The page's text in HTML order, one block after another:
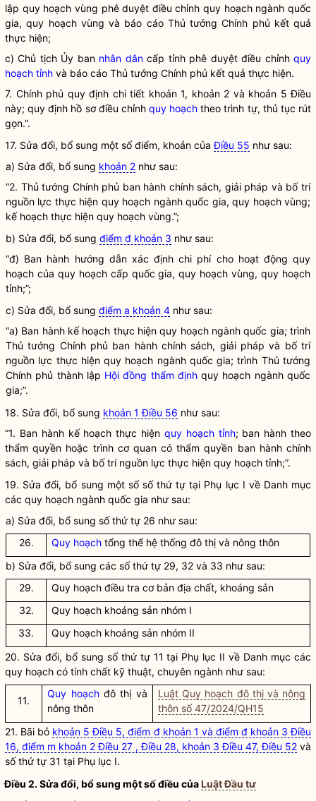
lập quy hoạch vùng phê duyệt điều chỉnhquy hoạch ngành quốc
gia,quy hoạch vùng và báo cáo Thủ tướng Chính phủ kết quả
thực hiện;
c) Chủ tịch Ủy ban nhân dâncấp tỉnh phê duyệt điều chỉnhquy
hoạch tỉnh và báo cáo Thủ tướng Chính phủ kết quả thực hiện.
7. Chính phủ quy định chi tiết khoản 1, khoản 2 và khoản 5 Điều
này; quy định hồ sơ điều chỉnh quy hoạch theo trình tự, thủ tục rút
gọn.”.
17. Sửa đổi, bổ sung một số điểm, khoản củaĐiều 55 như sau:
a) Sửa đổi, bổ sung khoản 2 như sau:
“2. Thủ tướng Chính phủ ban hành chính sách, giải pháp và bố trí
nguồn lực thực hiện quy hoạch ngành quốc gia,quy hoạch vùng;
kế hoạch thực hiện quy hoạch vùng.”;
b) Sửa đổi, bổ sung điểm đ khoản 3 như sau:
“đ) Ban hành hướng dẫn xác định chi phí cho hoạt động quy
hoạch của quy hoạch cấp quốc gia,quy hoạch vùng,quy hoạch
tỉnh;”;
c) Sửa đổi, bổ sung điểm a khoản 4 như sau:
“a) Ban hành kế hoạch thực hiệnquy hoạch ngành quốc gia; trình
Thủ tướng Chính phủ ban hành chính sách, giải pháp và bố trí
nguồn lực thực hiệnquy hoạch ngành quốc gia; trình Thủ tướng
Chính phủ thành lập Hội đồng thẩm định quy hoạch ngành quốc
gia;”.
18. Sửa đổi, bổ sung khoản 1 Điều 56 như sau:
“1. Ban hành kế hoạch thực hiện quy hoạch tỉnh; ban hành theo
thẩmquyền hoặc trình cơ quan có thẩmquyền ban hành chính
sách, giải pháp và bố trí nguồn lực thực hiện quy hoạch tỉnh;”.
19. Sửa đổi, bổ sung một số số thứ tự tại Phụ lục I về Danh mục
các quy hoạch ngành quốc gia như sau:
a) Sửa đổi, bổ sung số thứ tự 26 như sau:
26.
Quy hoạch tổng thể hệ thống đôthị và nông thôn
b) Sửa đổi, bổ sung các số thứ tự 29, 32 và 33 như sau:
29.
Quy hoạch điều tra cơ bản địa chất, khoáng sản
32.
Quy hoạch khoáng sản nhóm I
33.
Quy hoạch khoáng sản nhóm II
20. Sửa đổi, bổ sung số thứ tự 11 tại Phụ lục II về Danh mục các
quy hoạch có tính chất kỹ thuật, chuyên ngành như sau:
11.
Quy hoạchđôthị và
nông thôn
Luật Quy hoạch đô thị và nông
thôn số 47/2024/QH15
21. Bãi bỏ khoản 5 Điều 5, điểm đ khoản 1 và điểm đ khoản 3 Điều
16, điểm m khoản 2 Điều 27 , Điều 28, khoản 3 Điều 47, Điều 52 và
số thứ tự 31 tại Phụ lục I.
Điều 2. Sửa đổi, bổ sung một số điều củaLuật Đầu tư